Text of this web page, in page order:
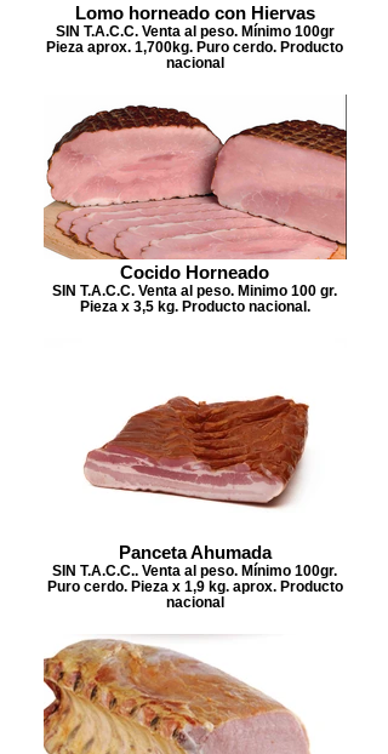
Lomo horneado con Hiervas
SIN T.A.C.C. Venta al peso. Mínimo 100gr
Pieza aprox. 1,700kg. Puro cerdo. Producto
nacional
Cocido Horneado
SIN T.A.C.C. Venta al peso. Minimo 100 gr.
Pieza x 3,5 kg. Producto nacional.
Panceta Ahumada
SIN T.A.C.C.. Venta al peso. Mínimo 100gr.
Puro cerdo. Pieza x 1,9 kg. aprox. Producto
nacional